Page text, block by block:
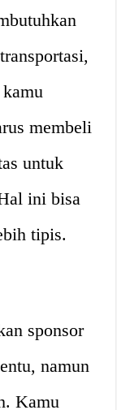
membeli
untuk
ini bisa
tipis.
sponsor
namun
Kamu